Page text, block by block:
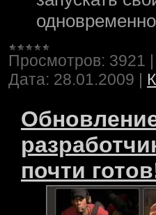
Просмотров: 3921
Дата: 28.01.2009 |
почти